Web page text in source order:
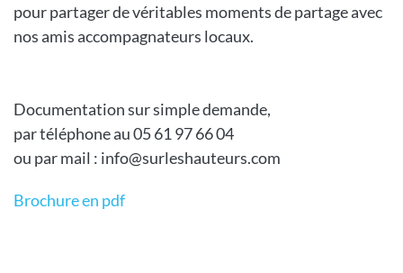
pour partager de véritables moments de partage avec
nos amis accompagnateurs locaux.
Documentation sur simple demande,
par téléphone au 05 61 97 66 04
ou par mail : info@surleshauteurs.com
Brochure en pdf